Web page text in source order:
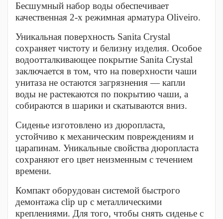
Бесшумный набор воды обеспечивает
качественная 2-х режимная арматура Oliveiro.
Уникальная поверхность Sanita Crystal
сохраняет чистоту и белизну изделия. Особое
водоотталкивающее покрытие Sanita Crystal
заключается в том, что на поверхности чаши
унитаза не остаются загрязнения — капли
воды не растекаются по покрытию чаши, а
собираются в шарики и скатываются вниз.
Сиденье изготовлено из дюропласта,
устойчиво к механическим повреждениям и
царапинам. Уникальные свойства дюропласта
сохраняют его цвет неизменным с течением
времени.
Компакт оборудован системой быстрого
демонтажа clip up с металлическими
креплениями. Для того, чтобы снять сиденье с